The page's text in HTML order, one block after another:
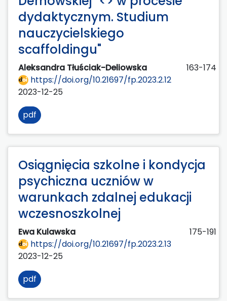
dydaktycznym. Studium
nauczycielskiego
scaffoldingu"
Aleksandra Tłuściak-Deliowska
163-174
https://doi.org/10.21697/fp.2023.2.12
2023-12-25
pdf
Osiągnięcia szkolne i kondycja
psychiczna uczniów w
warunkach zdalnej edukacji
wczesnoszkolnej
Ewa Kulawska
175-191
https://doi.org/10.21697/fp.2023.2.13
2023-12-25
pdf